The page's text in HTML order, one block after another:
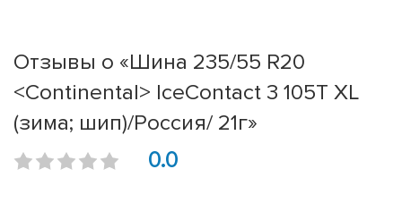
Отзывы о «Шина 235/55 R20
<Continental> IceContact 3 105T XL
(зима; шип)/Россия/ 21г»
0.0